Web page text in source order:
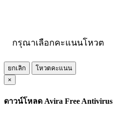
กรุณาเลือกคะแนนโหวต
ยกเลิก
โหวตคะแนน
×
ดาวน์โหลด Avira Free Antivirus